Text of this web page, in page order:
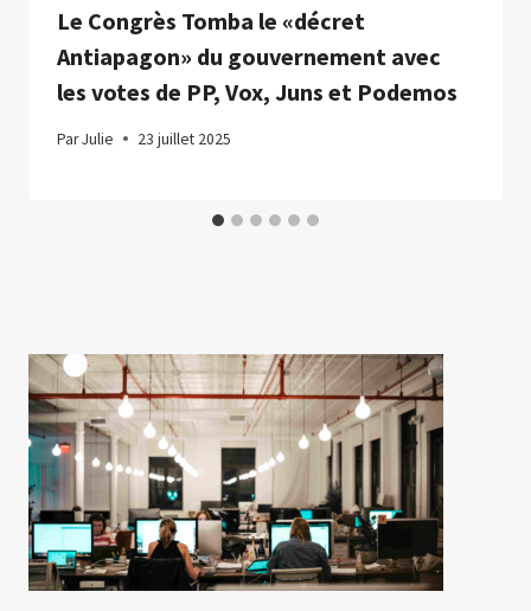
Le Congrès Tomba le «décret
Antiapagon» du gouvernement avec
les votes de PP, Vox, Juns et Podemos
ParJulie 23 juillet 2025